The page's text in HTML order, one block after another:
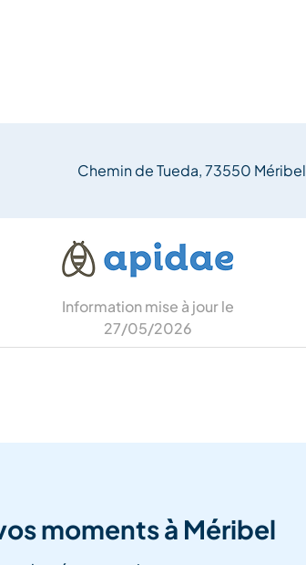
Chemin de Tueda, 73550 Méribel
Information mise à jour le
27/05/2026
moments à Méribel